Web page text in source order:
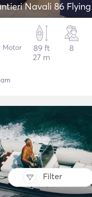
Filter
Navali 86
Motor
89 ft
27 m
8